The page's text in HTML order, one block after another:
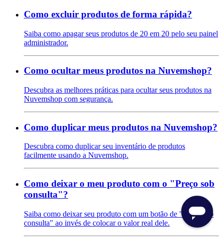
Como excluir produtos de forma rápida?
Saiba como apagar seus produtos de 20 em 20 pelo seu painel
administrador.
Como ocultar meus produtos na Nuvemshop?
Descubra as melhores práticas para ocultar seus produtos na
Nuvemshop com segurança.
Como duplicar meus produtos na Nuvemshop?
Descubra como duplicar seu inventário de produtos
facilmente usando a Nuvemshop.
Como deixar o meu produto com o "Preço sob
consulta"?
Saiba como deixar seu produto com um botão de "Preço sob
consulta" ao invés de colocar o valor real dele.